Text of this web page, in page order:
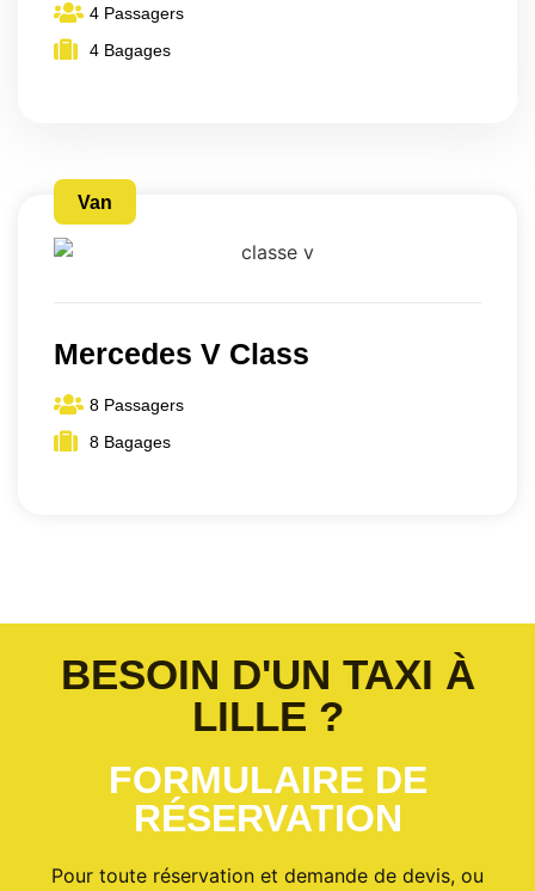
4 Passagers
4 Bagages
Van
Mercedes V Class
8 Passagers
8 Bagages
BESOIN D'UN TAXI À
LILLE ?
FORMULAIRE DE
RÉSERVATION
Pour toute réservation et demande de devis, ou